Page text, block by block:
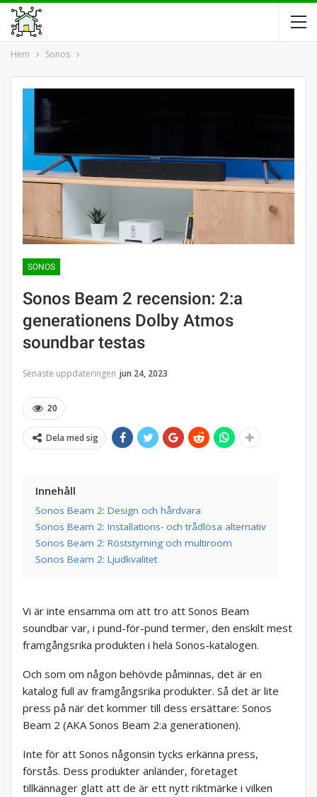
Hem Sonos
SONOS
Sonos Beam 2 recension: 2:a
generationens Dolby Atmos
soundbar testas
Senaste uppdateringen jun 24, 2023
20
Dela med sig
Innehåll
Sonos Beam 2: Design och hårdvara
Sonos Beam 2: Installations- och trådlösa alternativ
Sonos Beam 2: Röststyrning och multiroom
Sonos Beam 2: Ljudkvalitet
Vi är inte ensamma om att tro att Sonos Beam
soundbar var, i pund-för-pund termer, den enskilt mest
framgångsrika produkten i hela Sonos-katalogen.
Och som om någon behövde påminnas, det är en
katalog full av framgångsrika produkter. Så det är lite
press på när det kommer till dess ersättare: Sonos
Beam 2 (AKA Sonos Beam 2:a generationen).
Inte för att Sonos någonsin tycks erkänna press,
förstås. Dess produkter anländer, företaget
tillkännager glatt att de är ett nytt riktmärke i vilken